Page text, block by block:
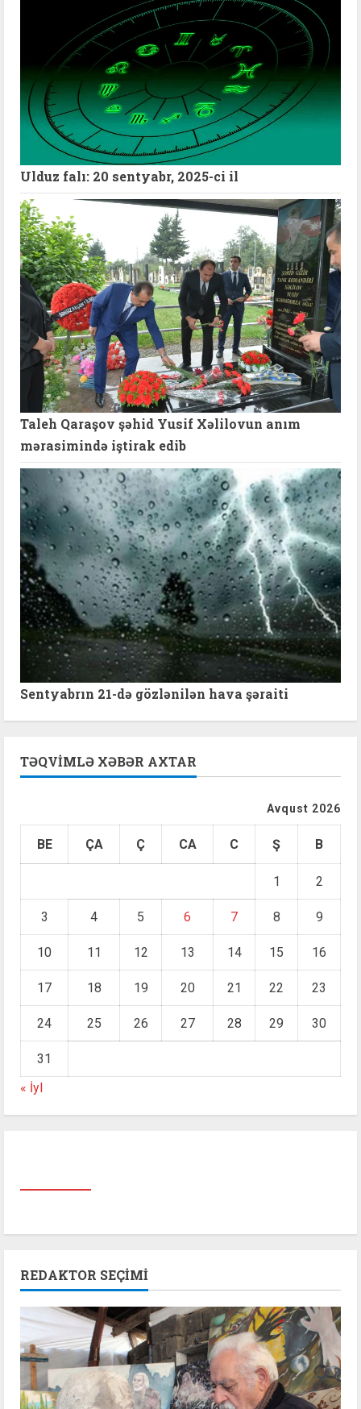
Ulduz falı: 20 sentyabr, 2025-ci il
Taleh Qaraşov şəhid Yusif Xəlilovun anım
mərasimində iştirak edib
Sentyabrın 21-də gözlənilən hava şəraiti
TƏQVIMLƏ XƏBƏR AXTAR
Avqust 2026
BE ÇA Ç CA C Ş B
1 2
3 4 5 6 7 8 9
10 11 12 13 14 15 16
17 18 19 20 21 22 23
24 25 26 27 28 29 30
31
« İyl
REDAKTOR SEÇIMI